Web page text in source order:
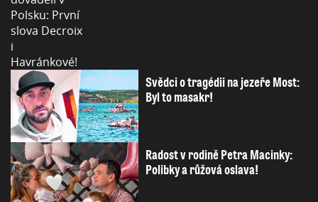
Svědci o tragédii na jezeře Most:
Byl to masakr!
Radost v rodině Petra Macinky:
Polibky a růžová oslava!